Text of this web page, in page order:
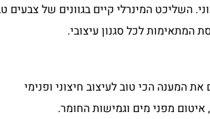
המינרלי קיים בגוונים של צבעים
המתאימות לכל סגנון עיצובי.
המענה הכי טוב לעיצוב חיצוני ופנימי
מפני מים וגמישות החומר.